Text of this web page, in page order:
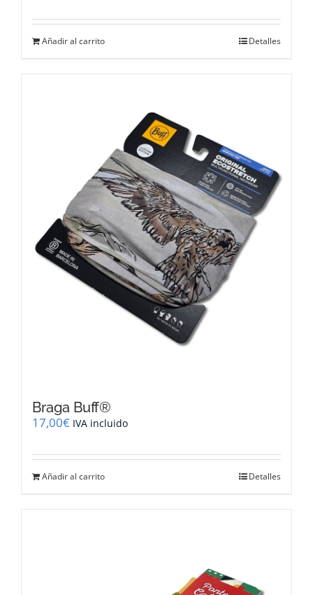
Añadir al carrito Detalles
Braga Buff®
17,00€ IVA incluido
Añadir al carrito Detalles